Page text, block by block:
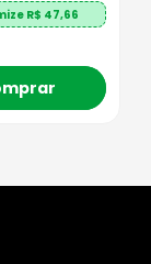
R$ 47,66